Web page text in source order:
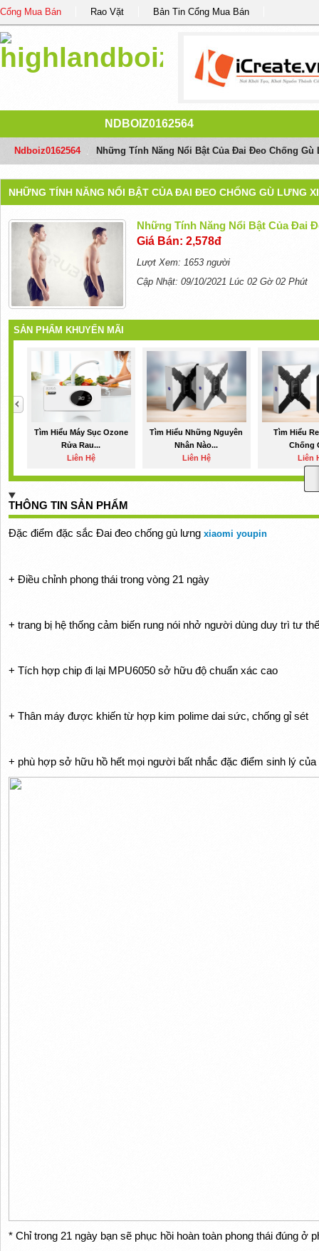
Cổng Mua Bán Rao Vặt Bản Tin Cổng Mua Bán
NDBOIZ0162564
Ndboiz0162564 Những Tính Năng Nổi Bật Của Đai Đeo Chống
NHỮNG TÍNH NĂNG NỔI BẬT CỦA ĐAI ĐEO CHỐNG GÙ LƯNG
Những Tính Năng Nổi Bật Của Đai
Giá Bán: 2,578đ
Lượt Xem: 1653 người
Cập Nhật: 09/10/2021 Lúc 02 Gờ 02 Phút
SẢN PHẨM KHUYẾN MÃI
Tìm Hiểu Máy Sục Ozone
Rửa Rau...
Liên Hệ
Tìm Hiểu Những Nguyên
Nhân Nào...
Liên Hệ
Tìm Hiểu
Chống
Liên
THÔNG TIN SẢN PHẨM
Đặc điểm đặc sắc Đai đeo chống gù lưng xiaomi youpin
+ Điều chỉnh phong thái trong vòng 21 ngày
+ trang bị hệ thống cảm biến rung nói nhở người dùng duy trì tư
+ Tích hợp chip đi lại MPU6050 sở hữu độ chuẩn xác cao
+ Thân máy được khiến từ hợp kim polime dai sức, chống gỉ sét
+ phù hợp sở hữu hồ hết mọi người bất nhắc đặc điểm sinh lý
* Chỉ trong 21 ngày bạn sẽ phục hồi hoàn toàn phong thái đúng ở